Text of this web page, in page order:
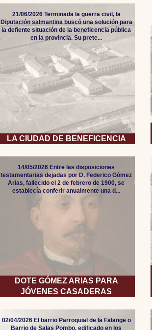
LA CIUDAD DE BENEFICENCIA
21/06/2026 Terminada la guerra civil, la
Diputación salmantina buscó una solución para
la defiente situación de la beneficencia pública
en la provincia. Su prete...
DOTE GÓMEZ ARIAS PARA
JÓVENES CASADERAS
14/05/2026 Entre las disposiciones
testamentarias dejadas por D. Federico Gómez
Arias, fallecido el 2 de febrero de 1900, se
establecía conferir anualmente una d...
02/04/2026 El barrio Parroquial de la Falange o
Barrio de Salas Pombo, edificado en los